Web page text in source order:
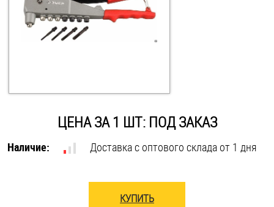
Крюки, кольца с метрической резьбой
Оснастка и аксессуары для яхт
Пробки
ЦЕНА ЗА 1 ШТ: ПОД ЗАКАЗ
Наличие: Доставка с оптового склада от 1 дня
КУПИТЬ